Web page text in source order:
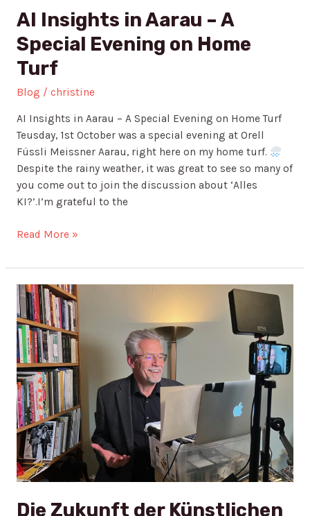
AI Insights in Aarau – A
Special Evening on Home
Turf
Blog / christine
AI Insights in Aarau – A Special Evening on Home Turf
Teusday, 1st October was a special evening at Orell
Füssli Meissner Aarau, right here on my home turf.
Despite the rainy weather, it was great to see so many of
you come out to join the discussion about ‘Alles
KI?’.I’m grateful to the
Read More »
Die Zukunft der Künstlichen
Die
Zukunft
der
Künstlichen
Intelligenz